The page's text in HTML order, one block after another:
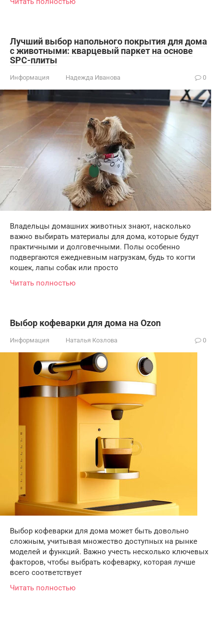
Лучший выбор напольного покрытия для дома
с животными: кварцевый паркет на основе
SPC-плиты
Информация Надежда Иванова 0
Владельцы домашних животных знают, насколько
важно выбирать материалы для дома, которые будут
практичными и долговечными. Полы особенно
подвергаются ежедневным нагрузкам, будь то когти
кошек, лапы собак или просто
Читать полностью
Выбор кофеварки для дома на Ozon
Информация Наталья Козлова 0
Выбор кофеварки для дома может быть довольно
сложным, учитывая множество доступных на рынке
моделей и функций. Важно учесть несколько ключевых
факторов, чтобы выбрать кофеварку, которая лучше
всего соответствует
Читать полностью